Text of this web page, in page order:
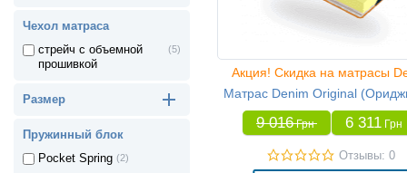
Чехол матраса
стрейч с объемной
прошивкой
(5)
Размер
Пружинный блок
Pocket Spring (2)
Акция! Скидка на матрасы
Матрас Denim Original
9 016 Грн 6 311 Грн
Отзывы: 0